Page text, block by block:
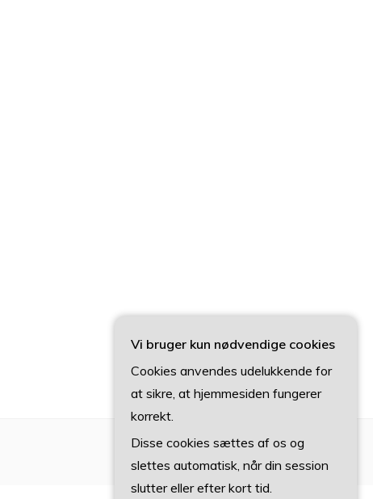
Vi bruger kun nødvendige cookies
Cookies anvendes udelukkende for
at sikre, at hjemmesiden fungerer
korrekt.
Disse cookies sættes af os og
slettes automatisk, når din session
slutter eller efter kort tid.